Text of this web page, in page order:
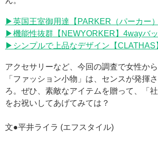
▶英国王室御用達【PARKER（パーカー
▶機能性抜群【NEWYORKER】4wayバ
▶シンプルで上品なデザイン【CLATHAS
アクセサリーなど、今回の調査で女性か
「ファッション小物」は、センスが発揮
ろ。ぜひ、素敵なアイテムを贈って、「社
をお祝いしてあげてみては？
文●平井ライラ (エフスタイル)